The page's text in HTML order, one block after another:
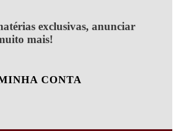
exclusivas, anunciar
mais!
CONTA